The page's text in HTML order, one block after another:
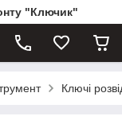
"Ключик"
Ключі